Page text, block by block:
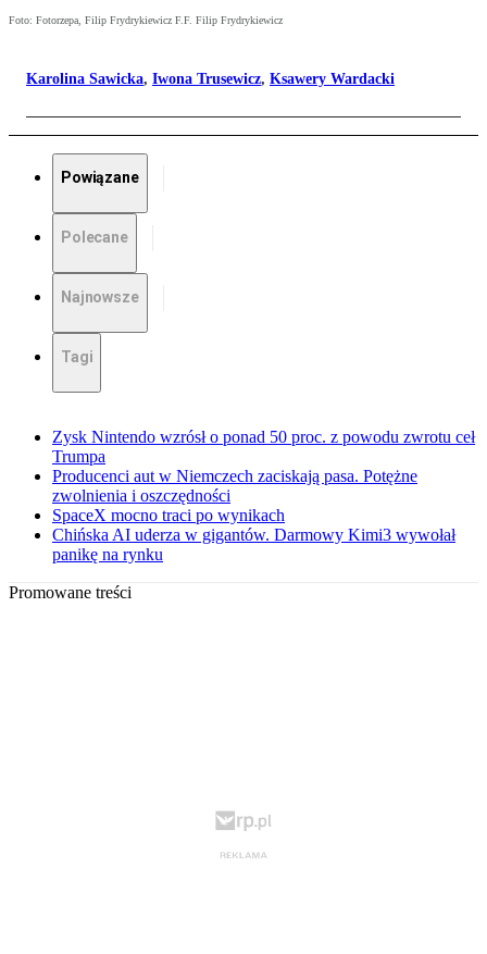
Foto: Fotorzepa, Filip Frydrykiewicz F.F. Filip Frydrykiewicz
Karolina Sawicka, Iwona Trusewicz, Ksawery Wardacki
Powiązane
Polecane
Najnowsze
Tagi
Zysk Nintendo wzrósł o ponad 50 proc. z powodu zwrotu ceł
Trumpa
Producenci aut w Niemczech zaciskają pasa. Potężne
zwolnienia i oszczędności
SpaceX mocno traci po wynikach
Chińska AI uderza w gigantów. Darmowy Kimi3 wywołał
panikę na rynku
Promowane treści